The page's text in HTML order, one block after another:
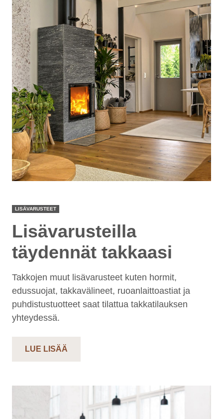
LISÄVARUSTEET
Lisävarusteilla
täydennät takkaasi
Takkojen muut lisävarusteet kuten hormit,
edussuojat, takkavälineet, ruoanlaittoastiat ja
puhdistustuotteet saat tilattua takkatilauksen
yhteydessä.
LUE LISÄÄ